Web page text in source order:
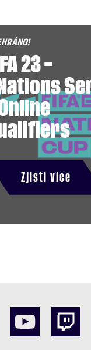
23 –
Zjisti více